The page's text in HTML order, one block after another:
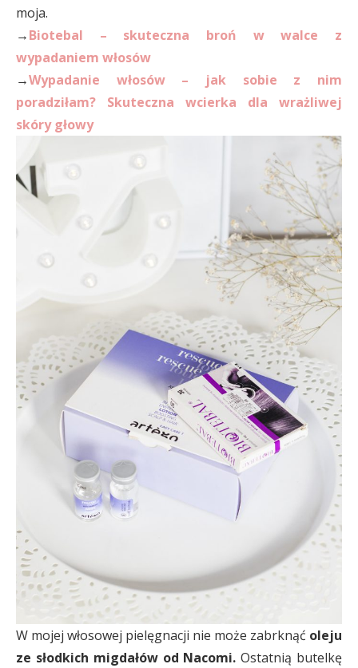
moja.
→Biotebal – skuteczna broń w walce z
wypadaniem włosów
→Wypadanie włosów – jak sobie z nim
poradziłam? Skuteczna wcierka dla wrażliwej
skóry głowy
W mojej włosowej pielęgnacji nie może zabrknąć oleju
ze słodkich migdałów od Nacomi. Ostatnią butelkę